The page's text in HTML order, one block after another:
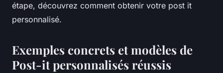
étape, découvrez comment obtenir votre post it
personnalisé.
Exemples concrets et modèles de
Post-it personnalisés réussis